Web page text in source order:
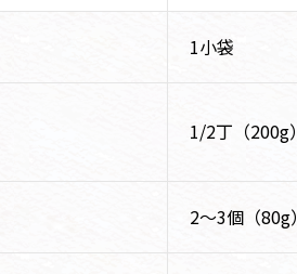
1小袋
1/2丁（200g）
2～3個（80g）